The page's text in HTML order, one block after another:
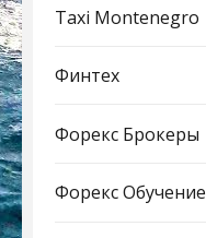
Taxi Montenegro
Финтех
Форекс Брокеры
Форекс Обучение